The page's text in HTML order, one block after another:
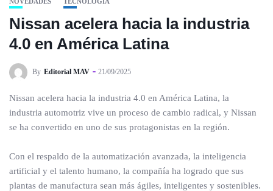
Nissan acelera hacia la industria
4.0 en América Latina
By Editorial MAV 21/09/2025
Nissan acelera hacia la industria 4.0 en América Latina, la
industria automotriz vive un proceso de cambio radical, y Nissan
se ha convertido en uno de sus protagonistas en la región.
Con el respaldo de la automatización avanzada, la inteligencia
artificial y el talento humano, la compañía ha logrado que sus
plantas de manufactura sean más ágiles, inteligentes y sostenibles.